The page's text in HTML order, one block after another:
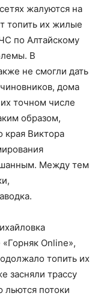
жалуются на
топить их жилые
по Алтайскому
В
не смогли дать
дома
точном числе
образом,
края Виктора
Между тем
Online»,
топить их
засняли трассу
льются потоки